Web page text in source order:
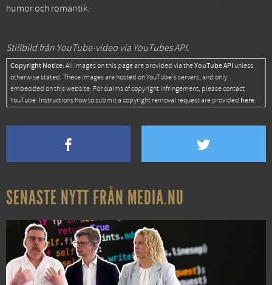
humor och romantik.
Stillbild från YouTube-video via YouTubes API.
Copyright Notice: All images on this page are provided via theYouTube API unless
otherwise stated. These images are hosted on YouTube's servers, and only
embedded on this website. For claims of copyright infringement, please contact
YouTube. Instructions how to submit a copyright removal request are provided here.
SENASTE NYTT FRÅN MEDIA.NU